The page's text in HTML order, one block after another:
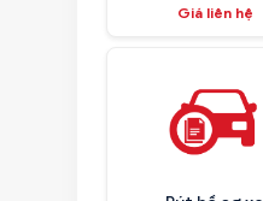
Giá liên hệ